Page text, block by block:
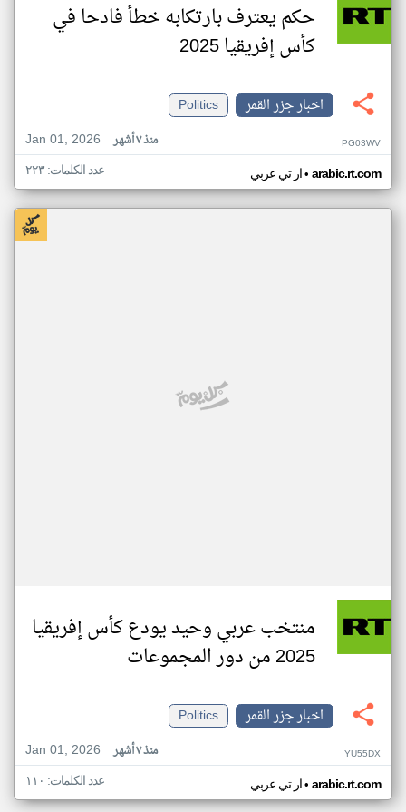
حكم يعترف بارتكابه خطأ فادحا في
كأس إفريقيا 2025
اخبار جزر القمر
Politics
Jan 01, 2026
منذ ٧ أشهر PG03WV
ار تي عربي• arabic.rt.com عدد الكلمات: ٢٢٣
منتخب عربي وحيد يودع كأس إفريقيا
2025 من دور المجموعات
اخبار جزر القمر
Politics
Jan 01, 2026
منذ ٧ أشهر YU55DX
ار تي عربي• arabic.rt.com عدد الكلمات: ١١٠